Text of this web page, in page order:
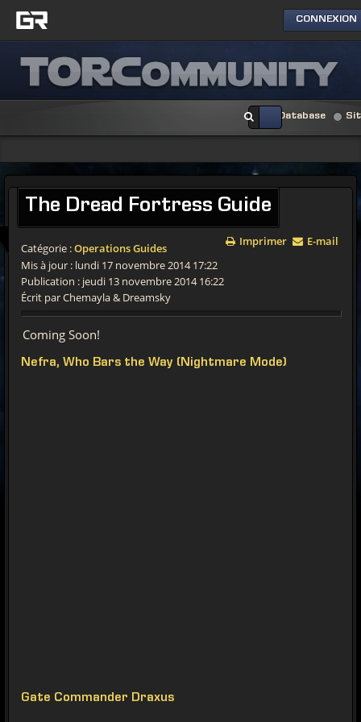
CONNEXION
Database
The Dread Fortress Guide
Imprimer E-mail
Catégorie :Operations Guides
Mis à jour : lundi 17 novembre 2014 17:22
Publication : jeudi 13 novembre 2014 16:22
Écrit par Chemayla & Dreamsky
Coming Soon!
Nefra, Who Bars the Way (Nightmare Mode)
Gate Commander Draxus